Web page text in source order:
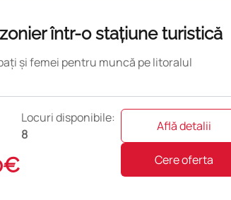
într-o stațiune turistică
și femei pentru muncă pe litoralul
Locuri disponibile:
8
Află detalii
Cere oferta